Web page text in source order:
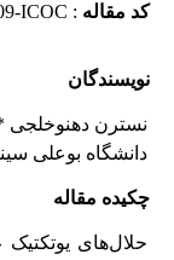
کد مقاله :
ICOC
نویسندگان
نسترن دهنوخلجی
دانشگاه بوعلی
چکیده مقاله
حلال‌های